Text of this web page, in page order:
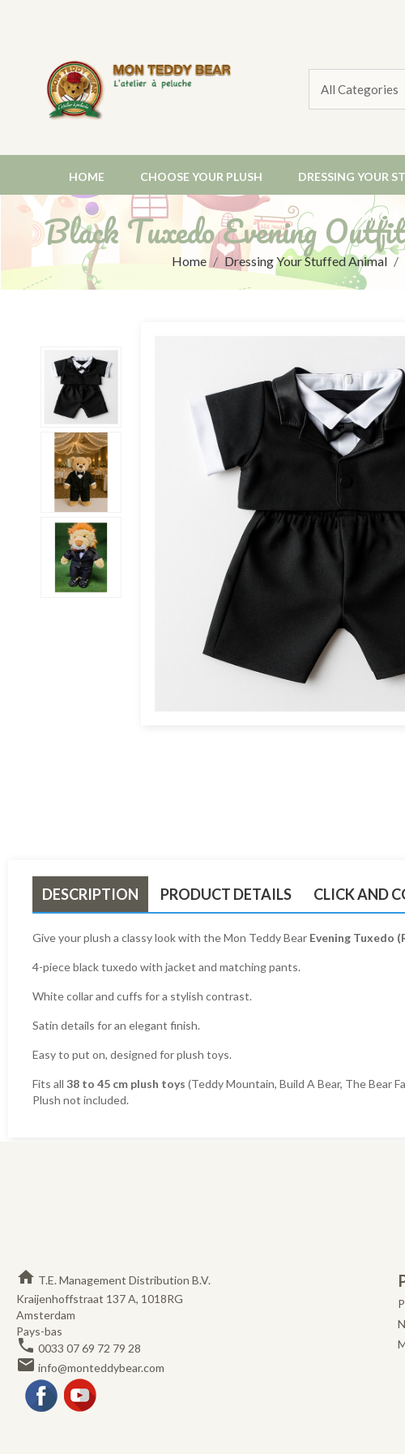
HOME CHOOSE YOUR PLUSH DRESSING YOUR
MILO &
Black Tuxedo Evening
Home Dressing Your Stuffed Animal
DESCRIPTION PRODUCT DETAILS CLICK AND
Give your plush a classy look with the Mon Teddy Bear Evening Tuxedo
4-piece black tuxedo with jacket and matching pants.
White collar and cuffs for a stylish contrast.
Satin details for an elegant finish.
Easy to put on, designed for plush toys.
Fits all 38 to 45 cm plush toys (Teddy Mountain, Build A Bear, The Bear
Plush not included.
home T.E. Management Distribution B.V.
Kraijenhoffstraat 137 A, 1018RG
Amsterdam
Pays-bas
phone 0033 07 69 72 79 28
email info@monteddybear.com
Facebook